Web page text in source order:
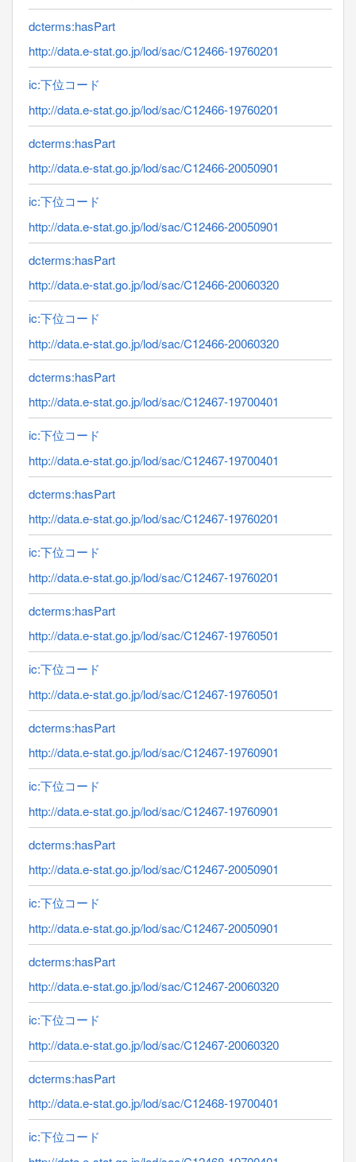
dcterms:hasPart
http://data.e-stat.go.jp/lod/sac/C12466-19760201
ic:下位コード
http://data.e-stat.go.jp/lod/sac/C12466-19760201
dcterms:hasPart
http://data.e-stat.go.jp/lod/sac/C12466-20050901
ic:下位コード
http://data.e-stat.go.jp/lod/sac/C12466-20050901
dcterms:hasPart
http://data.e-stat.go.jp/lod/sac/C12466-20060320
ic:下位コード
http://data.e-stat.go.jp/lod/sac/C12466-20060320
dcterms:hasPart
http://data.e-stat.go.jp/lod/sac/C12467-19700401
ic:下位コード
http://data.e-stat.go.jp/lod/sac/C12467-19700401
dcterms:hasPart
http://data.e-stat.go.jp/lod/sac/C12467-19760201
ic:下位コード
http://data.e-stat.go.jp/lod/sac/C12467-19760201
dcterms:hasPart
http://data.e-stat.go.jp/lod/sac/C12467-19760501
ic:下位コード
http://data.e-stat.go.jp/lod/sac/C12467-19760501
dcterms:hasPart
http://data.e-stat.go.jp/lod/sac/C12467-19760901
ic:下位コード
http://data.e-stat.go.jp/lod/sac/C12467-19760901
dcterms:hasPart
http://data.e-stat.go.jp/lod/sac/C12467-20050901
ic:下位コード
http://data.e-stat.go.jp/lod/sac/C12467-20050901
dcterms:hasPart
http://data.e-stat.go.jp/lod/sac/C12467-20060320
ic:下位コード
http://data.e-stat.go.jp/lod/sac/C12467-20060320
dcterms:hasPart
http://data.e-stat.go.jp/lod/sac/C12468-19700401
ic:下位コード